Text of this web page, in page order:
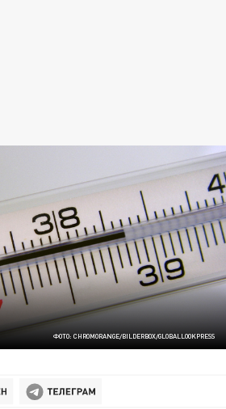
ФОТО: CHROMORANGE/BILDERBOX/GLOBALLOOKPRESS